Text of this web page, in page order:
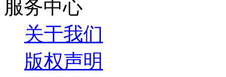
服务中心
关于我们
版权声明